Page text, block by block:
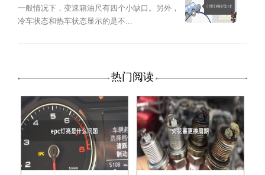
一般情况下，变速箱油尺有四个小缺口。另外，
冷车状态和热车状态显示的是不...
热门阅读